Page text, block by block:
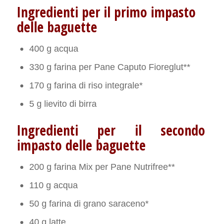
Ingredienti per il primo impasto
delle baguette
400 g acqua
330 g farina per Pane Caputo Fioreglut**
170 g farina di riso integrale*
5 g lievito di birra
Ingredienti per il secondo
impasto delle baguette
200 g farina Mix per Pane Nutrifree**
110 g acqua
50 g farina di grano saraceno*
40 g latte